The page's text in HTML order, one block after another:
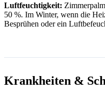
Luftfeuchtigkeit:
50 %. Im Winter, wenn die
Besprühen oder ein
Krankheiten &